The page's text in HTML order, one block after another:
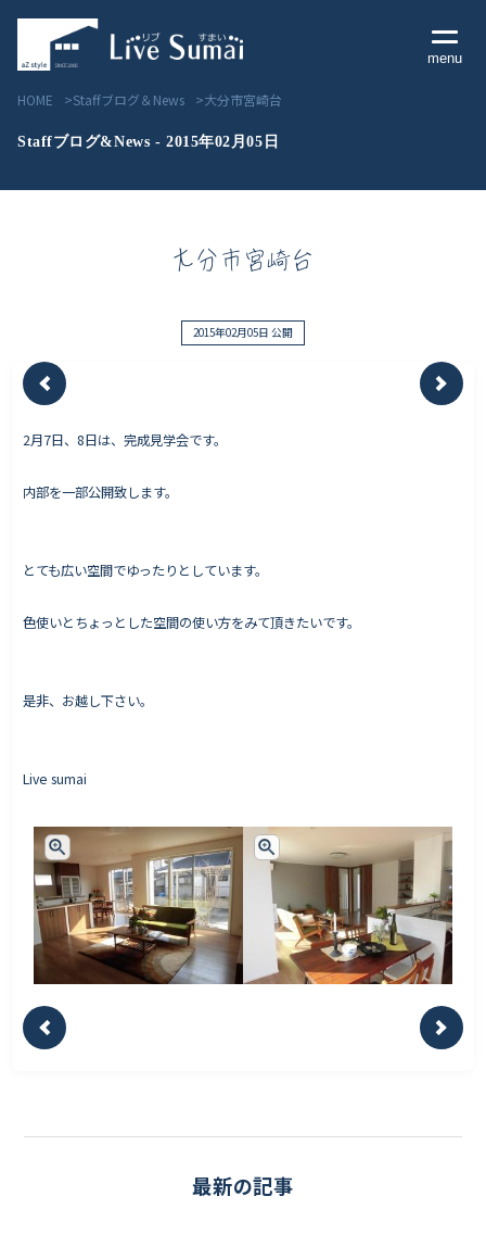
menu
Livesumai 住宅標準性能
Livesumai 保証について
見学会／モデルハウス情報
物件情報
Works - 施工実績
オーナー様の声
会社情報
代表挨拶
スタッフ紹介
会社概要
Staff ブログ&News
HOME Staffブログ＆News 大分市宮崎台
Staffブログ&News - 2015年02月05日
大分市宮崎台
2015年02月05日 公開
2月7日、8日は、完成見学会です。
内部を一部公開致します。
とても広い空間でゆったりとしています。
色使いとちょっとした空間の使い方をみて頂きたいです。
是非、お越し下さい。
Live sumai
最新の記事